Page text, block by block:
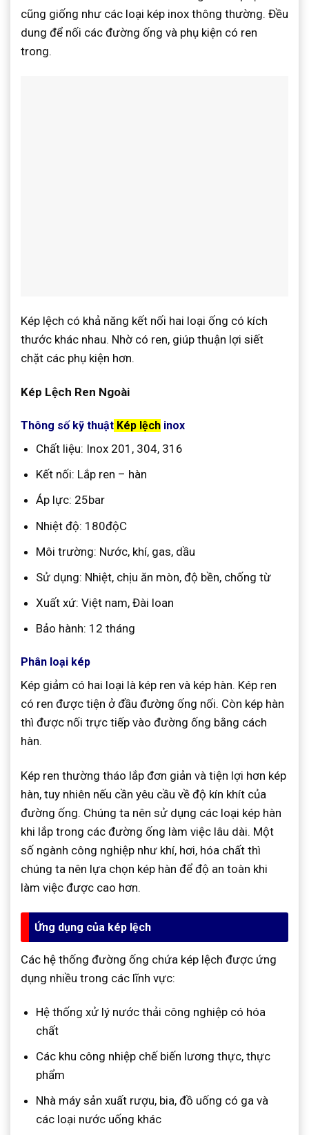
cũng giống như các loại kép inox thông thường. Đều
dung để nối các đường ống và phụ kiện có ren
trong.
Kép lệch có khả năng kết nối hai loại ống có kích
thước khác nhau. Nhờ có ren, giúp thuận lợi siết
chặt các phụ kiện hơn.
Kép Lệch Ren Ngoài
Thông số kỹ thuật Kép lệch inox
Chất liệu: Inox 201, 304, 316
Kết nối: Lắp ren – hàn
Áp lực: 25bar
Nhiệt độ: 180độC
Môi trường: Nước, khí, gas, dầu
Sử dụng: Nhiệt, chịu ăn mòn, độ bền, chống từ
Xuất xứ: Việt nam, Đài loan
Bảo hành: 12 tháng
Phân loại kép
Kép giảm có hai loại là kép ren và kép hàn. Kép ren
có ren được tiện ở đầu đường ống nối. Còn kép hàn
thì được nối trực tiếp vào đường ống bằng cách
hàn.
Kép ren thường tháo lắp đơn giản và tiện lợi hơn kép
hàn, tuy nhiên nếu cần yêu cầu về độ kín khít của
đường ống. Chúng ta nên sử dụng các loại kép hàn
khi lắp trong các đường ống làm việc lâu dài. Một
số ngành công nghiệp như khí, hơi, hóa chất thì
chúng ta nên lựa chọn kép hàn để độ an toàn khi
làm việc được cao hơn.
Ứng dụng của kép lệch
Các hệ thống đường ống chứa kép lệch được ứng
dụng nhiều trong các lĩnh vực:
Hệ thống xử lý nước thải công nghiệp có hóa
chất
Các khu công nhiệp chế biến lương thực, thực
phẩm
Nhà máy sản xuất rượu, bia, đồ uống có ga và
các loại nước uống khác